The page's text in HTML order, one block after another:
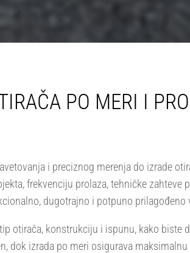
PO MERI I
i preciznog merenja do izrade
frekvenciju prolaza, tehničke zahteve
dugotrajno i potpuno prilagođeno
otirača, konstrukciju i ispunu, kako biste
dok izrada po meri osigurava